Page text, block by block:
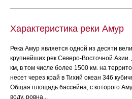
Характеристика реки Амур
Река Амур является одной из десяти
крупнейших рек Северо-Восточной Азии.
км, в том числе более 1500 км. на
несет через край в Тихий океан 346
Общая площадь бассейна, с которого
воду, ровна...